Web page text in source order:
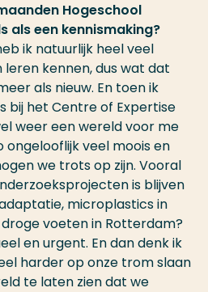
Hogeschool
als een kennismaking?
ik natuurlijk heel veel
leren kennen, dus wat dat
als nieuw. En toen ik
bij het Centre of Expertise
weer een wereld voor me
ongelooflijk veel moois en
we trots op zijn. Vooral
is blijven
microplastics in
voeten in Rotterdam?
en urgent. En dan denk ik
harder op onze trom slaan
te laten zien dat we